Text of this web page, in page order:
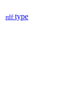
rdf:type